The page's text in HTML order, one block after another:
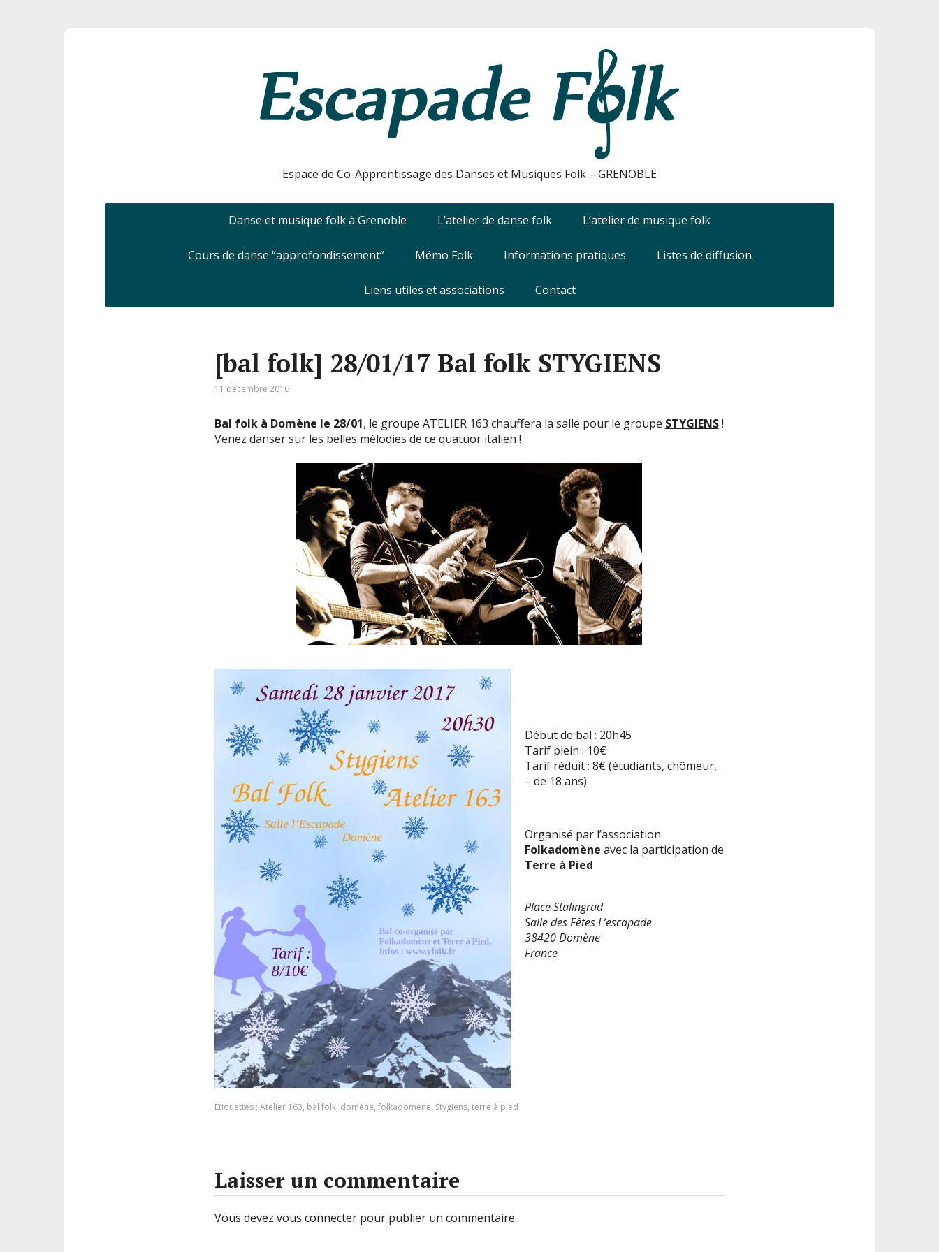
Espace de Co-Apprentissage des Danses et Musiques Folk – GRENOBLE
Danse et musique folk à Grenoble L’atelier de danse folk L’atelier de musique folk
Cours de danse “approfondissement” Mémo Folk Informations pratiques Listes de diffusion
Liens utiles et associations Contact
[bal folk] 28/01/17 Bal folk STYGIENS
11 décembre 2016
Bal folk à Domène le 28/01, le groupe ATELIER 163 chauffera la salle pour le groupe STYGIENS!
Venez danser sur les belles mélodies de ce quatuor italien !
Début de bal : 20h45
Tarif plein : 10€
Tarif réduit : 8€ (étudiants, chômeur,
– de 18 ans)
Organisé par l’association
Folkadomène avec la participation de
Terre à Pied
Place Stalingrad
Salle des Fêtes L’escapade
38420 Domène
France
Étiquettes : Atelier 163, bal folk, domène, folkadomene, Stygiens, terre à pied
Laisser un commentaire
Vous devez vous connecterpour publier un commentaire.